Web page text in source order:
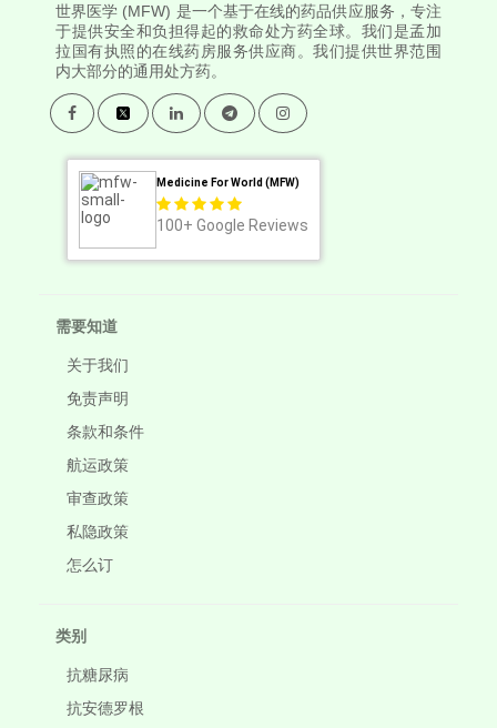
世界医学 (MFW) 是一个基于在线的药品供应服务，专注
于提供安全和负担得起的救命处方药全球。我们是孟加
拉国有执照的在线药房服务供应商。我们提供世界范围
内大部分的通用处方药。
Medicine For World (MFW)
100+ Google Reviews
需要知道
关于我们
免责声明
条款和条件
航运政策
审查政策
私隐政策
怎么订
类别
抗糖尿病
抗安德罗根